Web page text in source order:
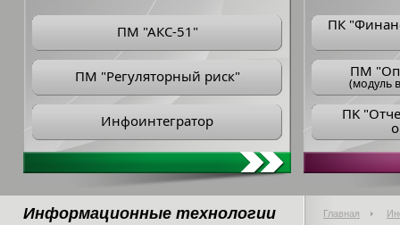
ПМ "АКС-51"
ПМ "Регуляторный риск"
Инфоинтегратор
ПК
ПM
(модуль
ПK
Информационные технологии Главная